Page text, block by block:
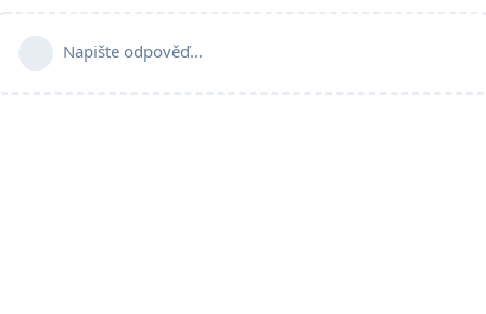
Napište odpověď…